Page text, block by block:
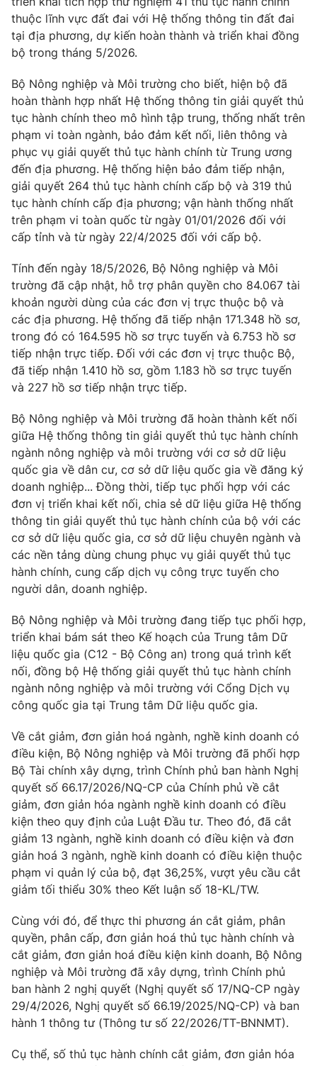
Thị trường
Tư vấn
Lịch phát sóng
Emagazine Podcast
Photo Infographic
Video Shorts video
VTV Money VTV Thể thao
VTV Sức khoẻ Bất động sản
Thị trường 24h Tấm lòng Việt
VTV4 Vươn mình bằng AI
VTV9 VTV8
Liên hệ tòa soạn English
THỜI BÁO VTV
Theo dõi báo trên
Cơ quan báo chí:Thời báo VTV
Giấy phép hoạt động báo in và báo điện tử số 483/GP-BTTTT
cấp ngày 29/12/2023
Tổng Biên tập:
Vũ Thanh Thủy
Phó Tổng Biên tập:Nguyễn Thị Mỹ Hạnh, Phạm Quốc Thắng,
Tổng đài VTV: 024.38 355 931 - 024.38 355 932
Ðiện thoại Thời báo VTV:024.66 897 897
Email:toasoan@vtv.vn
Liên hệ quảng cáo:024-7300.7108
® Cấm sao chép dưới mọi hình thức nếu không có sự chấp
thuận bằng văn bản. Ghi rõ nguồn VTV.vn khi phát hành lại
thông tin từ website này.
thuộc lĩnh vực đất đai với Hệ thống thông tin đất đai
tại địa phương, dự kiến hoàn thành và triển khai đồng
bộ trong tháng 5/2026.
Bộ Nông nghiệp và Môi trường cho biết, hiện bộ đã
hoàn thành hợp nhất Hệ thống thông tin giải quyết thủ
tục hành chính theo mô hình tập trung, thống nhất trên
phạm vi toàn ngành, bảo đảm kết nối, liên thông và
phục vụ giải quyết thủ tục hành chính từ Trung ương
đến địa phương. Hệ thống hiện bảo đảm tiếp nhận,
giải quyết 264 thủ tục hành chính cấp bộ và 319 thủ
tục hành chính cấp địa phương; vận hành thống nhất
trên phạm vi toàn quốc từ ngày 01/01/2026 đối với
cấp tỉnh và từ ngày 22/4/2025 đối với cấp bộ.
Tính đến ngày 18/5/2026, Bộ Nông nghiệp và Môi
trường đã cập nhật, hỗ trợ phân quyền cho 84.067 tài
khoản người dùng của các đơn vị trực thuộc bộ và
các địa phương. Hệ thống đã tiếp nhận 171.348 hồ sơ,
trong đó có 164.595 hồ sơ trực tuyến và 6.753 hồ sơ
tiếp nhận trực tiếp. Đối với các đơn vị trực thuộc Bộ,
đã tiếp nhận 1.410 hồ sơ, gồm 1.183 hồ sơ trực tuyến
và 227 hồ sơ tiếp nhận trực tiếp.
Bộ Nông nghiệp và Môi trường đã hoàn thành kết nối
giữa Hệ thống thông tin giải quyết thủ tục hành chính
ngành nông nghiệp và môi trường với cơ sở dữ liệu
quốc gia về dân cư, cơ sở dữ liệu quốc gia về đăng ký
doanh nghiệp... Đồng thời, tiếp tục phối hợp với các
đơn vị triển khai kết nối, chia sẻ dữ liệu giữa Hệ thống
thông tin giải quyết thủ tục hành chính của bộ với các
cơ sở dữ liệu quốc gia, cơ sở dữ liệu chuyên ngành và
các nền tảng dùng chung phục vụ giải quyết thủ tục
hành chính, cung cấp dịch vụ công trực tuyến cho
người dân, doanh nghiệp.
Bộ Nông nghiệp và Môi trường đang tiếp tục phối hợp,
triển khai bám sát theo Kế hoạch của Trung tâm Dữ
liệu quốc gia (C12 - Bộ Công an) trong quá trình kết
nối, đồng bộ Hệ thống giải quyết thủ tục hành chính
ngành nông nghiệp và môi trường với Cổng Dịch vụ
công quốc gia tại Trung tâm Dữ liệu quốc gia.
Về cắt giảm, đơn giản hoá ngành, nghề kinh doanh có
điều kiện, Bộ Nông nghiệp và Môi trường đã phối hợp
Bộ Tài chính xây dựng, trình Chính phủ ban hành Nghị
quyết số 66.17/2026/NQ-CP của Chính phủ về cắt
giảm, đơn giản hóa ngành nghề kinh doanh có điều
kiện theo quy định của Luật Đầu tư. Theo đó, đã cắt
giảm 13 ngành, nghề kinh doanh có điều kiện và đơn
giản hoá 3 ngành, nghề kinh doanh có điều kiện thuộc
phạm vi quản lý của bộ, đạt 36,25%, vượt yêu cầu cắt
giảm tối thiểu 30% theo Kết luận số 18-KL/TW.
Cùng với đó, để thực thi phương án cắt giảm, phân
quyền, phân cấp, đơn giản hoá thủ tục hành chính và
cắt giảm, đơn giản hoá điều kiện kinh doanh, Bộ Nông
nghiệp và Môi trường đã xây dựng, trình Chính phủ
ban hành 2 nghị quyết (Nghị quyết số 17/NQ-CP ngày
29/4/2026, Nghị quyết số 66.19/2025/NQ-CP) và ban
hành 1 thông tư (Thông tư số 22/2026/TT-BNNMT).
Cụ thể, số thủ tục hành chính cắt giảm, đơn giản hóa